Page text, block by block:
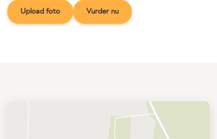
Upload foto Vurder nu